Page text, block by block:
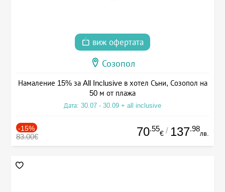
виж офертата
Созопол
Намаление 15% за All Inclusive в хотел Съни, Созопол на
50 м от плажа
Дата: 30.07 - 30.09 + all inclusive
-15%
83.00€ 70.55
€ / 137.98
лв.